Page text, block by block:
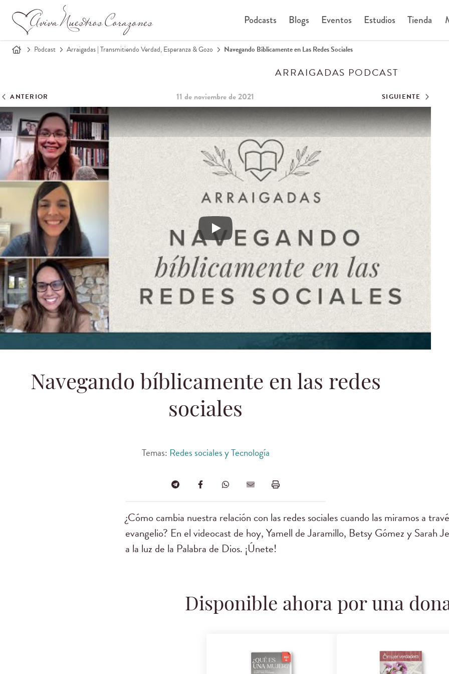
Podcasts Blogs Eventos Estudios Tienda
Podcast Arraigadas | Transmitiendo Verdad, Esperanza & Gozo Navegando Bíblicamente en Las Redes Sociales
ARRAIGADAS PODCAST
ANTERIOR 11 de noviembre de 2021 SIGUIENTE
Navegando bíblicamente en las redes sociales
Navegando bíblicamente en las redes
sociales
Temas: Redes sociales y Tecnología
¿Cómo cambia nuestra relación con las redes sociales cuando las miramos a
evangelio? En el videocast de hoy, Yamell de Jaramillo, Betsy Gómez y Sarah
a la luz de la Palabra de Dios. ¡Únete!
Disponible ahora por una